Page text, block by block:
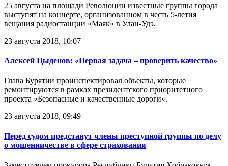
25 августа на площади Революции известные группы города
выступят на концерте, организованном в честь 5-летия
вещания радиостанции «Маяк» в Улан-Удэ.
23 августа 2018, 10:07
Алексей Цыденов: «Первая задача – проверить качество»
Глава Бурятии проинспектировал объекты, которые
ремонтируются в рамках президентского приоритетного
проекта «Безопасные и качественные дороги».
23 августа 2018, 09:49
Перед судом предстанут члены преступной группы по делу
о мошенничестве в сфере страхования